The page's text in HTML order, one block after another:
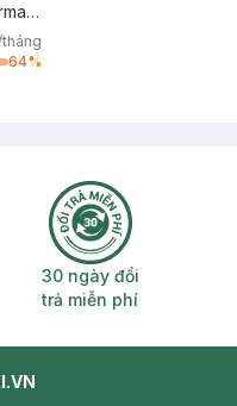
64%
2H 30 ngày đổi trả
30 ngày đổi
trả miễn phí